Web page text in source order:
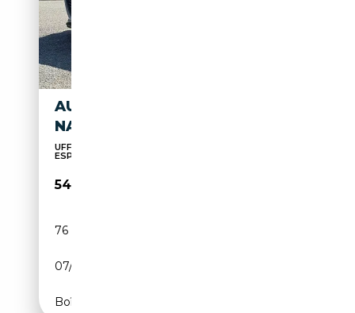
AUDI RS5 SPORTBACK
NARDO' FULL IVA ESPOSTA!
UFFICIALE ITALIANA FULL OPTIONALS IVA
ESPOSTA GOMM
54 900€
76 000 km
07/2022
Boîte automatique